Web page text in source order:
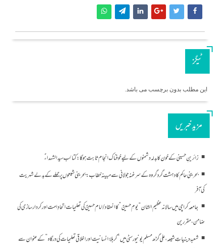
ٹیگز
این مطلب بدون برچسب می باشد.
مزید خبریں
زائرینِ حسینی کے خون کا بدلہ دشمنوں کے لیے خوفناک انجام ثابت ہوگا: کتائب سید الشہداءؑ
بحرینی حاکم کا دہشت گرد گروہ کے سرغنہ جولانی سے مبینہ خطاب: بحرینی شیعوں پر حملے کے بدلے شہریت
کی آفر
جامعہ کراچی میں سالانہ عظیم الشان “یومِ حسینؑ” کا انعقاد/امام حسینؑ کی تعلیمات اتحادِ امت اور کردار سازی کی
ضامن، مقررین
شعبۂ دینیاتِ شیعہ، علی گڑھ مسلم یونیورسٹی میں “کربلا؛ انسانیت اور اخلاقی تعلیمات کی درگاہ” کے عنوان سے